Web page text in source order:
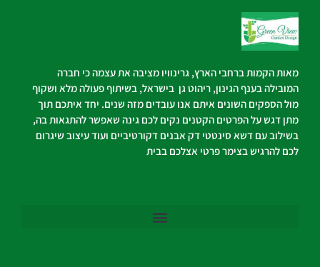
מאות הקמות ברחבי הארץ, גרינוויו מציבה את עצמה כי חברה
המובילה בענף הגינון, ריהוט גן בישראל, בשיתוף פעולה מלא ושקוף
מול הספקים השונים איתם אנו עובדים מזה שנים. יחד איתכם תוך
מתן דגש על הפרטים הקטנים נקים לכם גינה שאפשר להתגאות בה,
בשילוב עם דשא סינטטי דק אבנים דקורטיביים ועוד עיצוב שיגרום
לכם להרגיש בצימר פרטי אצלכם בבית